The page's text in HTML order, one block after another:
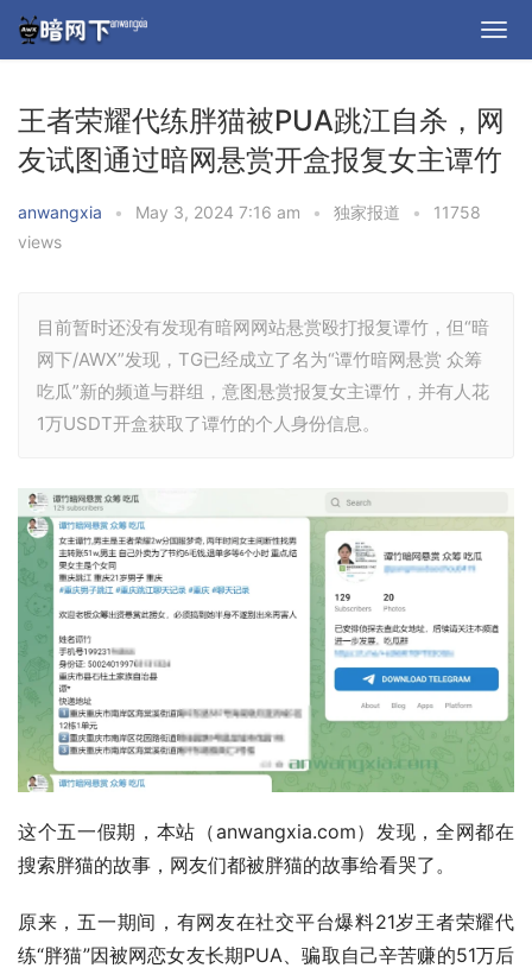
王者荣耀代练胖猫被PUA跳江自杀，网
友试图通过暗网悬赏开盒报复女主谭竹
anwangxia • May 3, 2024 7:16 am • 独家报道 •
11758
views
目前暂时还没有发现有暗网网站悬赏殴打报复谭竹，但“暗
网下/AWX”发现，TG已经成立了名为“谭竹暗网悬赏 众筹
吃瓜”新的频道与群组，意图悬赏报复女主谭竹，并有人花
1万USDT开盒获取了谭竹的个人身份信息。
这个五一假期，本站（anwangxia.com）发现，全网都在
搜索胖猫的故事，网友们都被胖猫的故事给看哭了。
原来，五一期间，有网友在社交平台爆料21岁王者荣耀代
练“胖猫”因被网恋女友长期PUA、骗取自己辛苦赚的51万后